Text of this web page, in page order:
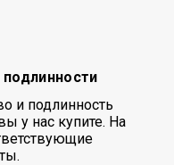
подлинности
и подлинность
у нас купите. На